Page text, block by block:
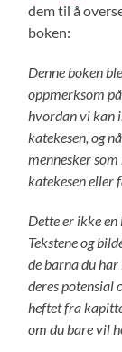
dem til å
boken:
Denne boken
oppmerksom
hvordan vi kan
katekesen, og
mennesker
katekesen eller
Dette er ikke
Tekstene og
de barna du
deres potensial
heftet fra
om du bare vil